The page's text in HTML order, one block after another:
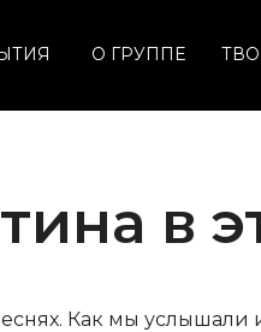
О ГРУППЕ
в
Как мы услышали